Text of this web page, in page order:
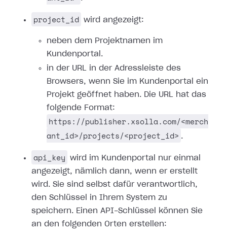
project_id wird angezeigt:
neben dem Projektnamen im
Kundenportal.
in der URL in der Adressleiste des
Browsers, wenn Sie im Kundenportal ein
Projekt geöffnet haben. Die URL hat das
folgende Format:
https://publisher.xsolla.com/<merch
ant_id>/projects/<project_id> .
api_key
wird im Kundenportal nur einmal
angezeigt, nämlich dann, wenn er erstellt
wird. Sie sind selbst dafür verantwortlich,
den Schlüssel in Ihrem System zu
speichern. Einen API-Schlüssel können Sie
an den folgenden Orten erstellen: